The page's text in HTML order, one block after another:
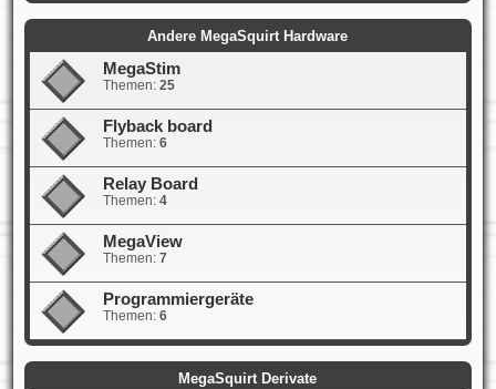
Andere MegaSquirt Hardware
MegaStim
Themen: 25
Flyback board
Themen: 6
Relay Board
Themen: 4
MegaView
Themen: 7
Programmiergeräte
Themen: 6
MegaSquirt Derivate